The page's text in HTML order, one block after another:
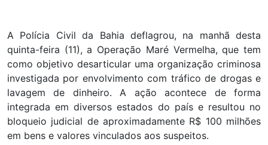
A Polícia Civil da Bahia deflagrou, na manhã desta
quinta-feira (11), a Operação Maré Vermelha, que tem
como objetivo desarticular uma organização criminosa
investigada por envolvimento com tráfico de drogas e
lavagem de dinheiro. A ação acontece de forma
integrada em diversos estados do país e resultou no
bloqueio judicial de aproximadamente R$ 100 milhões
em bens e valores vinculados aos suspeitos.